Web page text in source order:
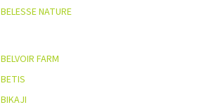
BELESSE NATURE
BELVOIR FARM
BETIS
BIKAJI